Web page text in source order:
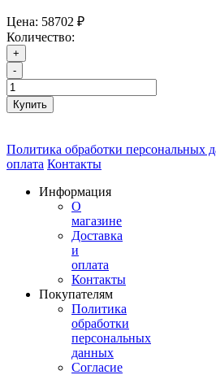
Цена: 58702 ₽
Количество:
+
-
Купить
Политика обработки персональных
оплата Контакты
Информация
О
магазине
Доставка
и
оплата
Контакты
Покупателям
Политика
обработки
персональных
данных
Согласие